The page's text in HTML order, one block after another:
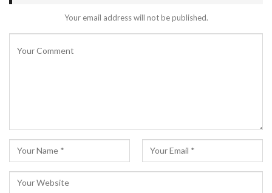
Your email address will not be published.